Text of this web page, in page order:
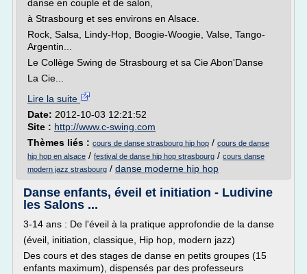
danse en couple et de salon,
à Strasbourg et ses environs en Alsace.
Rock, Salsa, Lindy-Hop, Boogie-Woogie, Valse, Tango-
Argentin...
Le Collège Swing de Strasbourg et sa Cie Abon'Danse
La Cie...
Lire la suite
Date: 2012-10-03 12:21:52
Site : http://www.c-swing.com
Thèmes liés : cours de danse strasbourg hip hop / cours de danse
hip hop en alsace / festival de danse hip hop strasbourg / cours danse
modern jazz strasbourg / danse moderne hip hop
Danse enfants, éveil et initiation - Ludivine
les Salons ...
3-14 ans : De l'éveil à la pratique approfondie de la danse
(éveil, initiation, classique, Hip hop, modern jazz)
Des cours et des stages de danse en petits groupes (15
enfants maximum), dispensés par des professeurs